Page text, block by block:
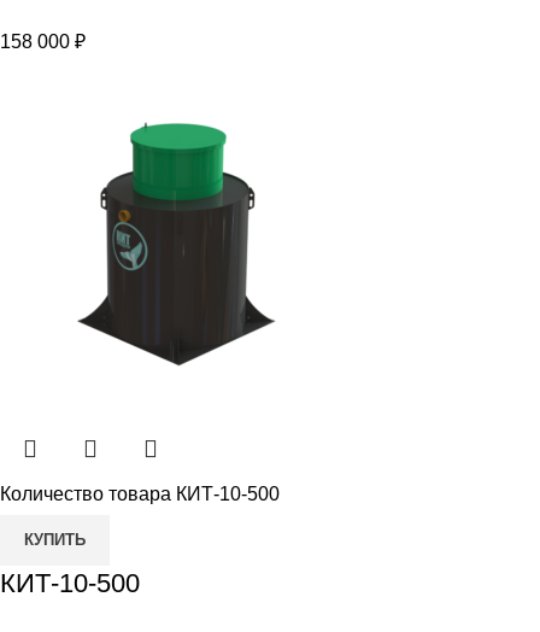
158 000 ₽
Количество товара КИТ-10-500
КУПИТЬ
КИТ-10-500